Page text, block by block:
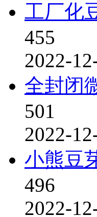
工厂化
455
2022-
全封闭
501
2022-
小熊豆
496
2022-